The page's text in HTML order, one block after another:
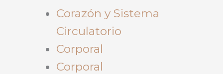
Corazón y Sistema
Circulatorio
Corporal
Corporal